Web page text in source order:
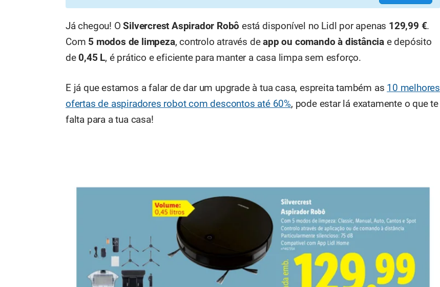
Já chegou! OSilvercrest Aspirador Robô está disponível no Lidl por apenas 129,99 €.
Com 5 modos de limpeza, controlo através deapp ou comando à distância e depósito
de0,45 L, é prático e eficiente para manter a casa limpa sem esforço.
E já que estamos a falar de dar um upgrade à tua casa, espreita também as 10 melhores
ofertas de aspiradores robot com descontos até 60%, pode estar lá exatamente o que te
falta para a tua casa!